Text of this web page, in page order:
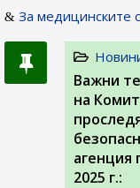
За медицинските
Важни
на
агенция
2025 г.: